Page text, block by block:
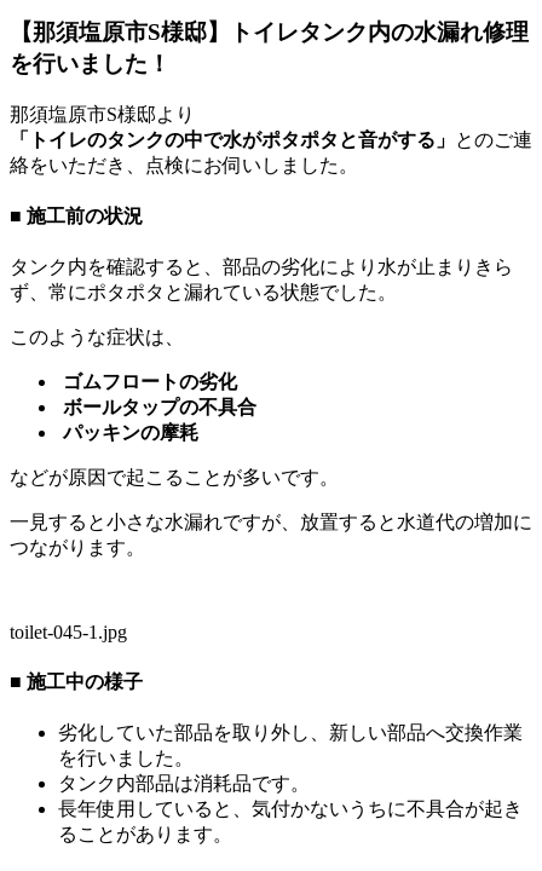
【那須塩原市S様邸】トイレタンク内の水漏れ修理
を行いました！
那須塩原市S様邸より
「トイレのタンクの中で水がポタポタと音がする」 とのご連
絡をいただき、点検にお伺いしました。
■ 施工前の状況
タンク内を確認すると、部品の劣化により水が止まりきら
ず、常にポタポタと漏れている状態でした。
このような症状は、
ゴムフロートの劣化
ボールタップの不具合
パッキンの摩耗
などが原因で起こることが多いです。
一見すると小さな水漏れですが、放置すると水道代の増加に
つながります。
toilet-045-1.jpg
■ 施工中の様子
劣化していた部品を取り外し、新しい部品へ交換作業
を行いました。
タンク内部品は消耗品です。
長年使用していると、気付かないうちに不具合が起き
ることがあります。